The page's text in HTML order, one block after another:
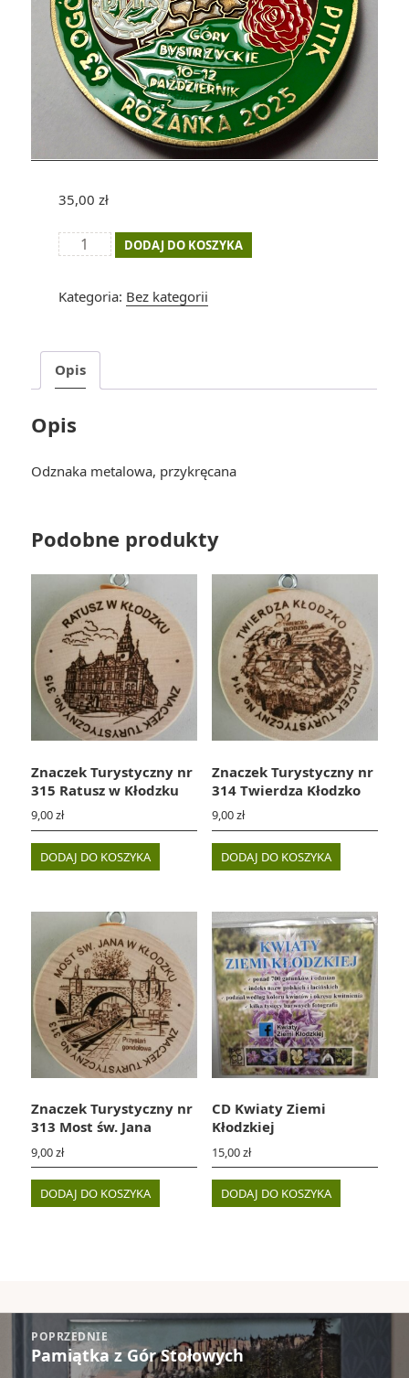
35,00 zł
ilość
Ogólnopolski
SPTG
DODAJ DO KOSZYKA
Kategoria: Bez kategorii
Opis
Opis
Odznaka metalowa, przykręcana
Podobne produkty
Znaczek Turystyczny nr
315 Ratusz w Kłodzku
9,00zł
DODAJ DO KOSZYKA
Znaczek Turystyczny nr
314 Twierdza Kłodzko
9,00zł
DODAJ DO KOSZYKA
Znaczek Turystyczny nr
313 Most św. Jana
9,00zł
DODAJ DO KOSZYKA
CD Kwiaty Ziemi
Kłodzkiej
15,00zł
DODAJ DO KOSZYKA
Nawigacja
wpisuPOPRZEDNIE
Poprzedni
Pamiątka z Gór Stołowych